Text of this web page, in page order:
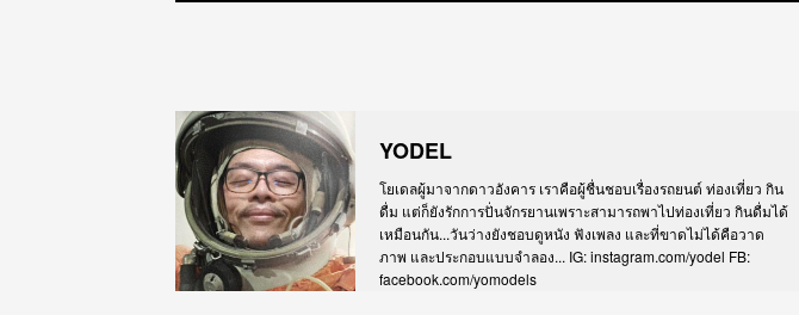
YODEL
โยเดลผู้มาจากดาวอังคาร เราคือผู้ชื่นชอบเรื่องรถยนต์ ท่องเที่ยว กิน
ดื่ม แต่ก็ยังรักการปั่นจักรยานเพราะสามารถพาไปท่องเที่ยว กินดื่มได้
เหมือนกัน...วันว่างยังชอบดูหนัง ฟังเพลง และที่ขาดไม่ได้คือวาด
ภาพ และประกอบแบบจำลอง... IG: instagram.com/yodel FB:
facebook.com/yomodels